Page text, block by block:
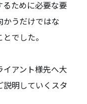
ために必要な要
うだけではな
でした。
アント様先へ大
明していくスタ